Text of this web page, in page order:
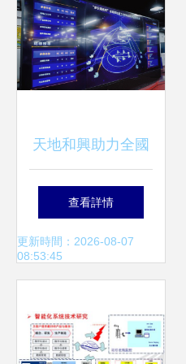
天地和興助力全國
第四屆工控系統信
息安全攻防競賽圓
查看詳情
更新時間：2026-08-07
08:53:45